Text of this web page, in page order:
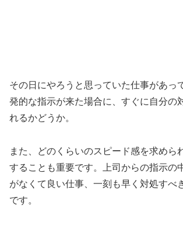
その日にやろうと思っていた仕事があっ
発的な指示が来た場合に、すぐに自分の
れるかどうか。
また、どのくらいのスピード感を求めら
することも重要です。上司からの指示の
がなくて良い仕事、一刻も早く対処すべ
です。